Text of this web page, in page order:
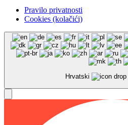
Pravilo privatnosti
Cookies (kolačići)
Hrvatski